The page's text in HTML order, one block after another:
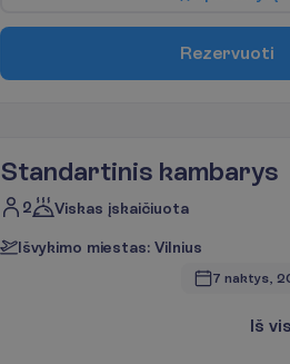
Rezervuoti
Standartinis kambarys
2 Viskas įskaičiuota
Išvykimo miestas: Vilnius
7 naktys,
Iš vis